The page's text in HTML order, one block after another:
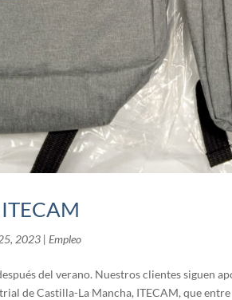
2023 | Empleo
del verano. Nuestros clientes siguen
de Castilla-La Mancha, ITECAM, que